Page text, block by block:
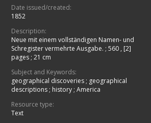
Date issued/created:
1852
Description:
Neue mit einem vollständigen Namen- und
Schregister vermehrte Ausgabe. ; 560 , [2]
pages ; 21 cm
Subject and Keywords:
geographical discoveries ; geographical
descriptions ; history ; America
Resource type:
Text